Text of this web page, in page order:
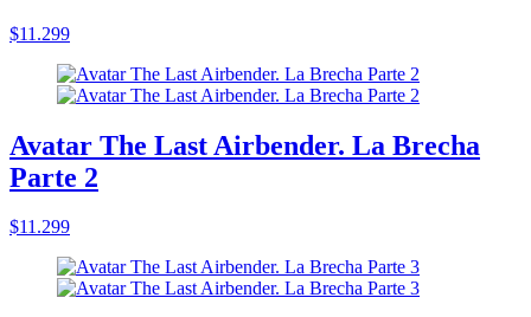
$11.299
Avatar The Last Airbender. La Brecha
Parte 2
$11.299